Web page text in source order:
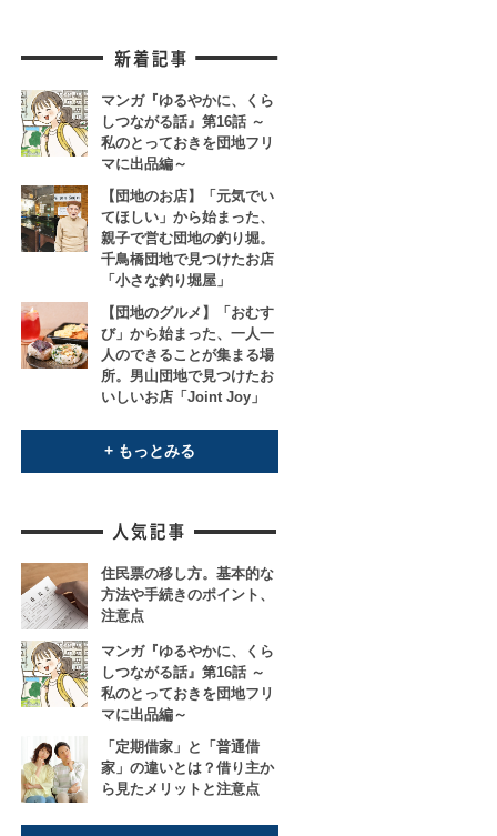
マンガ『ゆるやかに、くら
しつながる話』第16話 ～
私のとっておきを団地フリ
マに出品編～
【団地のお店】「元気でい
てほしい」から始まった、
親子で営む団地の釣り堀。
千鳥橋団地で見つけたお店
「小さな釣り堀屋」
【団地のグルメ】「おむす
び」から始まった、一人一
人のできることが集まる場
所。男山団地で見つけたお
いしいお店「Joint Joy」
+ もっとみる
住民票の移し方。基本的な
方法や手続きのポイント、
注意点
マンガ『ゆるやかに、くら
しつながる話』第16話 ～
私のとっておきを団地フリ
マに出品編～
「定期借家」と「普通借
家」の違いとは？借り主か
ら見たメリットと注意点